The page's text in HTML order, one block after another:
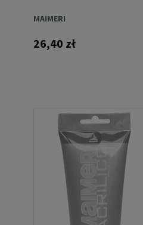
MAIMERI
26,40 zł